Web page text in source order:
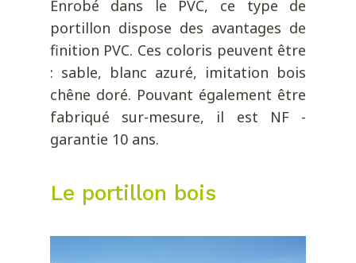
Enrobé dans le PVC, ce type de
portillon dispose des avantages de
finition PVC. Ces coloris peuvent être
: sable, blanc azuré, imitation bois
chêne doré. Pouvant également être
fabriqué sur-mesure, il est NF -
garantie 10 ans.
Le portillon bois